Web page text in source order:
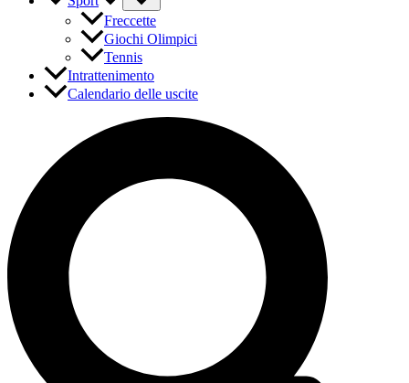
Freccette
Giochi Olimpici
Tennis
Intrattenimento
Calendario delle uscite